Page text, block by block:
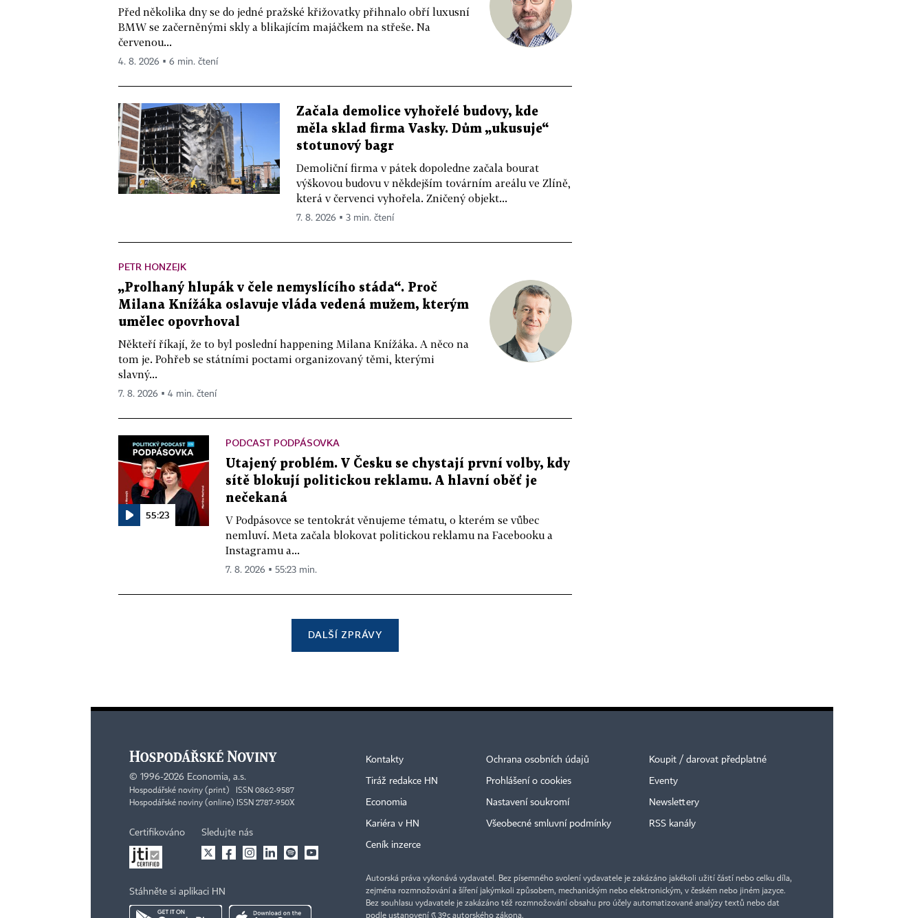
Před několika dny se do jedné pražské křižovatky přihnalo obří luxusní
BMW se začerněnými skly a blikajícím majáčkem na střeše. Na
červenou...
4. 8. 2026 ▪ 6 min. čtení
Začala demolice vyhořelé budovy, kde
měla sklad firma Vasky. Dům „ukusuje“
stotunový bagr
Demoliční firma v pátek dopoledne začala bourat
výškovou budovu v někdejším továrním areálu ve Zlíně,
která v červenci vyhořela. Zničený objekt...
7. 8. 2026 ▪ 3 min. čtení
PETR HONZEJK
„Prolhaný hlupák v čele nemyslícího stáda“. Proč
Milana Knížáka oslavuje vláda vedená mužem, kterým
umělec opovrhoval
Někteří říkají, že to byl poslední happening Milana Knížáka. A něco na
tom je. Pohřeb se státními poctami organizovaný těmi, kterými
slavný...
7. 8. 2026 ▪ 4 min. čtení
55:23
PODCAST PODPÁSOVKA
Utajený problém. V Česku se chystají první volby, kdy
sítě blokují politickou reklamu. A hlavní oběť je
nečekaná
V Podpásovce se tentokrát věnujeme tématu, o kterém se vůbec
nemluví. Meta začala blokovat politickou reklamu na Facebooku a
Instagramu a...
7. 8. 2026 ▪ 55:23 min.
DALŠÍ ZPRÁVY
© 1996-2026 Economia, a.s.
Hospodářské noviny (print) ISSN 0862-9587
Hospodářské noviny (online) ISSN 2787-950X
Certifikováno Sledujte nás
Stáhněte si aplikaci HN
Kontakty
Tiráž redakce HN
Economia
Kariéra v HN
Ceník inzerce
Ochrana osobních údajů
Prohlášení o cookies
Nastavení soukromí
Všeobecné smluvní podmínky
Koupit / darovat předplatné
Eventy
Newslettery
RSS kanály
Autorská práva vykonává vydavatel. Bez písemného svolení vydavatele je zakázáno jakékoli užití částí nebo celku díla,
zejména rozmnožování a šíření jakýmkoli způsobem, mechanickým nebo elektronickým, v českém nebo jiném jazyce.
Bez souhlasu vydavatele je zakázáno též rozmnožování obsahu pro účely automatizované analýzy textů nebo dat
podle ustanovení § 39c autorského zákona.